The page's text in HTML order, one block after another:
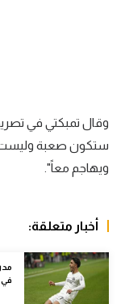
أمم إفريقيا
كرة السلة الأمريكية
كرة يد
كرة طائرة
الوطن العربي
وقال تمبكتي في
ستكون صعبة وليست
ويهاجم معاً".
أخبار متعلقة: